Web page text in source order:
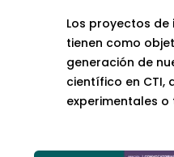
Los proyectos
tienen como
generación de
científico en CTI,
experimentales